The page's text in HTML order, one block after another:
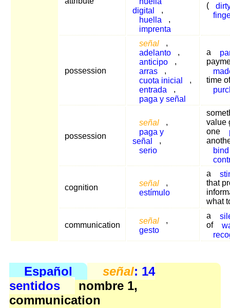
digital
,
huella
,
imprenta
(
possession
señal
,
adelanto
,
anticipo
,
arras
,
cuota inicial
,
entrada
,
paga y señal
a
time of
possession
señal
,
paga y
señal
,
serio
value
one
bind
cognition
señal
,
estímulo
a
that
what
communication
señal
,
gesto
a
of
Español señal: 14
sentidos
nombre 1,
communication